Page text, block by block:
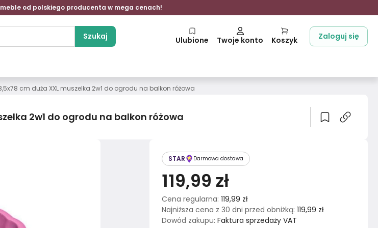
meble od polskiego producenta w mega cenach!
Szukaj Ulubione Twoje konto Koszyk Zaloguj się
cm duża XXL muszelka 2w1 do ogrodu na balkon różowa
2w1 do ogrodu na balkon różowa
STAR Darmowa dostawa
119,99 zł
Cena regularna: 119,99 zł
Najniższa cena z 30 dni przed obniżką: 119,99 zł
Dowód zakupu: Faktura sprzedaży VAT